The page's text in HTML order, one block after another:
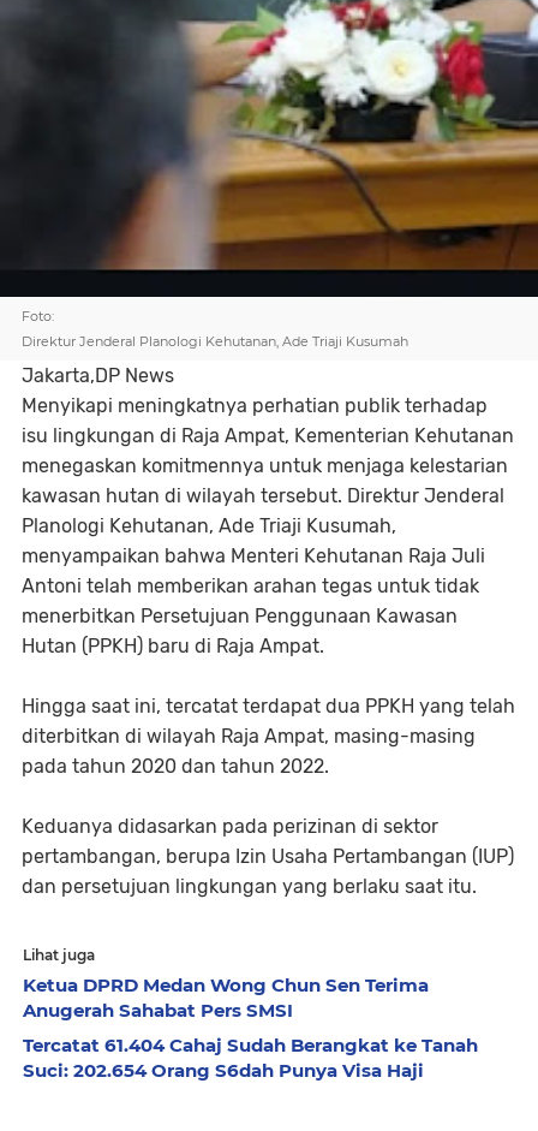
Foto:
Direktur Jenderal Planologi Kehutanan, Ade Triaji Kusumah
Jakarta,DP News
Menyikapi meningkatnya perhatian publik terhadap
isu lingkungan di Raja Ampat, Kementerian Kehutanan
menegaskan komitmennya untuk menjaga kelestarian
kawasan hutan di wilayah tersebut. Direktur Jenderal
Planologi Kehutanan, Ade Triaji Kusumah,
menyampaikan bahwa Menteri Kehutanan Raja Juli
Antoni telah memberikan arahan tegas untuk tidak
menerbitkan Persetujuan Penggunaan Kawasan
Hutan (PPKH) baru di Raja Ampat.
Hingga saat ini, tercatat terdapat dua PPKH yang telah
diterbitkan di wilayah Raja Ampat, masing-masing
pada tahun 2020 dan tahun 2022.
Keduanya didasarkan pada perizinan di sektor
pertambangan, berupa Izin Usaha Pertambangan (IUP)
dan persetujuan lingkungan yang berlaku saat itu.
Lihat juga
Ketua DPRD Medan Wong Chun Sen Terima
Anugerah Sahabat Pers SMSI
Tercatat 61.404 Cahaj Sudah Berangkat ke Tanah
Suci: 202.654 Orang S6dah Punya Visa Haji